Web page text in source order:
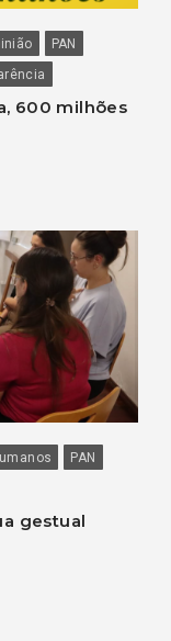
PAN
600 milhões
PAN
gestual